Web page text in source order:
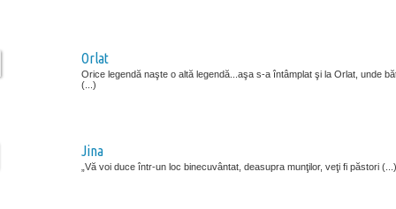
Orlat
Orice legendă naşte o altă legendă...aşa s-a întâmplat şi la Orlat, unde
(...)
Jina
„Vă voi duce într-un loc binecuvântat, deasupra munţilor, veţi fi păstori (...)